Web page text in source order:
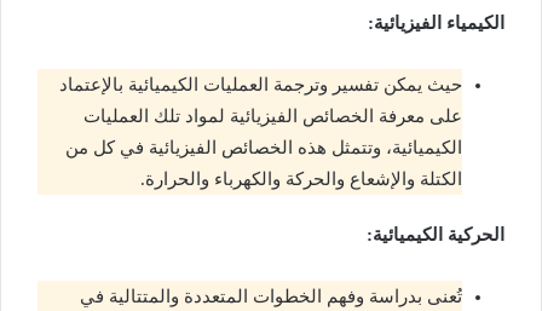
الكيمياء الفيزيائية:
حيث يمكن تفسير وترجمة العمليات الكيميائية بالإعتماد
على معرفة الخصائص الفيزيائية لمواد تلك العمليات
الكيميائية، وتتمثل هذه الخصائص الفيزيائية في كل من
الكتلة والإشعاع والحركة والكهرباء والحرارة.
الحركية الكيميائية:
تُعنى بدراسة وفهم الخطوات المتعددة والمتتالية في